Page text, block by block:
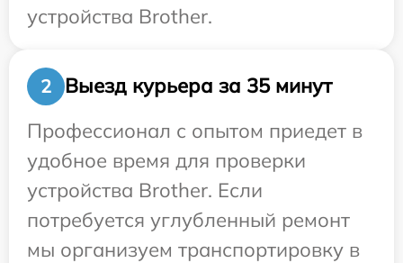
устройства Brother.
2
Выезд курьера за 35 минут
Профессионал с опытом приедет в
удобное время для проверки
устройства Brother. Если
потребуется углубленный ремонт
мы организуем транспортировку в